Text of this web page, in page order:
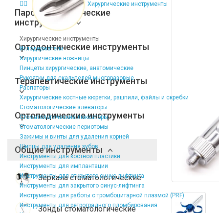
Хирургические инструменты
Хирургические инструменты
Иглодержатели
Хирургические ножницы
Пинцеты хирургические, анатомические
Рукоятки для скальпелей многоразовые
Распаторы
Хирургические костные кюретки, рашпили, файлы и скребки
Стоматологические элеваторы
Стоматологические люксаторы
Стоматологические периотомы
Зажимы и винты для удаления корней
Щипцы для удаления зубов
Инструменты для костной пластики
Инструменты для имплантации
Инструменты для открытого синус-лифтинга
Инструменты для закрытого синус-лифтинга
Инструменты для работы с тромбоцитарной плазмой (PRF)
Инструменты для ретроградного пломбирования
Пародонтологические
инструменты
Ортодонтические инструменты
Терапевтические инструменты
Ортопедические инструменты
Общие инструменты
Зеркала стоматологические
Зонды стоматологические